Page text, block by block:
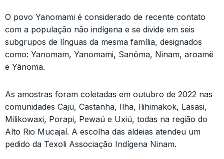
O povo Yanomami é considerado de recente contato
com a população não indígena e se divide em seis
subgrupos de línguas da mesma família, designados
como: Yanomam, Yanomami, Sanöma, Ninam, aroamë
e Yãnoma.
As amostras foram coletadas em outubro de 2022 nas
comunidades Caju, Castanha, Ilha, Ilihimakok, Lasasi,
Milikowaxi, Porapi, Pewaú e Uxiú, todas na região do
Alto Rio Mucajaí. A escolha das aldeias atendeu um
pedido da Texoli Associação Indígena Ninam.